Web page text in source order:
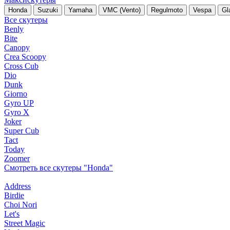
Honda Suzuki Yamaha VMC (Vento) Regulmoto Vespa
Все скутеры
Benly
Bite
Canopy
Crea Scoopy
Cross Cub
Dio
Dunk
Giorno
Gyro UP
Gyro X
Joker
Super Cub
Tact
Today
Zoomer
Смотреть все скутеры "Honda"
Address
Birdie
Choi Nori
Let's
Street Magic